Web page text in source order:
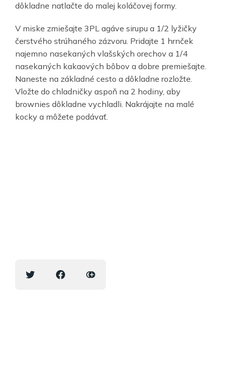
dôkladne natlačte do malej koláčovej formy.
V miske zmiešajte 3PL agáve sirupu a 1/2 lyžičky
čerstvého strúhaného zázvoru. Pridajte 1 hrnček
najemno nasekaných vlašských orechov a 1/4
nasekaných kakaových bôbov a dobre premiešajte.
Naneste na základné cesto a dôkladne rozložte.
Vložte do chladničky aspoň na 2 hodiny, aby
brownies dôkladne vychladli. Nakrájajte na malé
kocky a môžete podávať.